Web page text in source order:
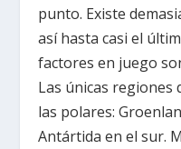
punto. Existe
así hasta casi el
factores en juego
Las únicas regiones
las polares:
Antártida en el sur.